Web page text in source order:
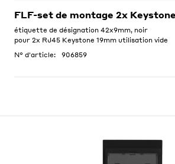
FLF-set de montage 2x
étiquette de désignation 42x9mm, noir
pour 2x RJ45 Keystone 19mm utilisation vide
N° d'article:
906859